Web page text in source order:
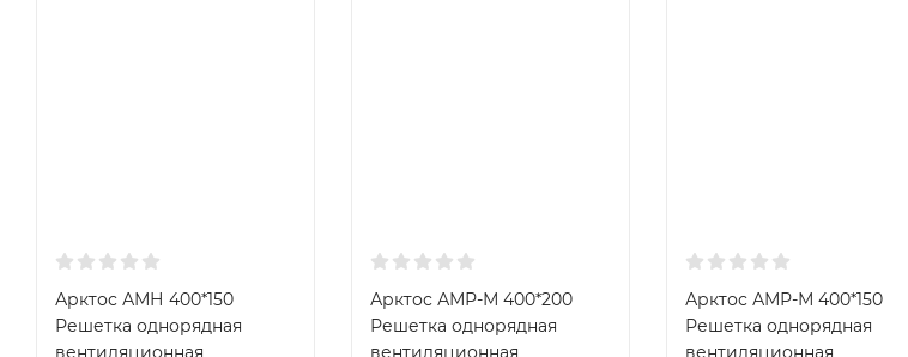
Арктос АМН 400*150
Решетка однорядная
вентиляционная
Арктос АМР-М 400*200
Решетка однорядная
вентиляционная
Арктос АМР-М 400*150
Решетка однорядная
вентиляционная